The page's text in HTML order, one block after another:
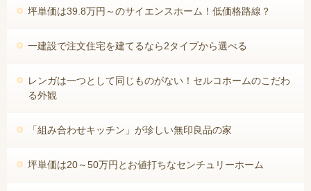
坪単価は39.8万円～のサイエンスホーム！低価格路線？
一建設で注文住宅を建てるなら2タイプから選べる
レンガは一つとして同じものがない！セルコホームのこだわ
る外観
「組み合わせキッチン」が珍しい無印良品の家
坪単価は20～50万円とお値打ちなセンチュリーホーム